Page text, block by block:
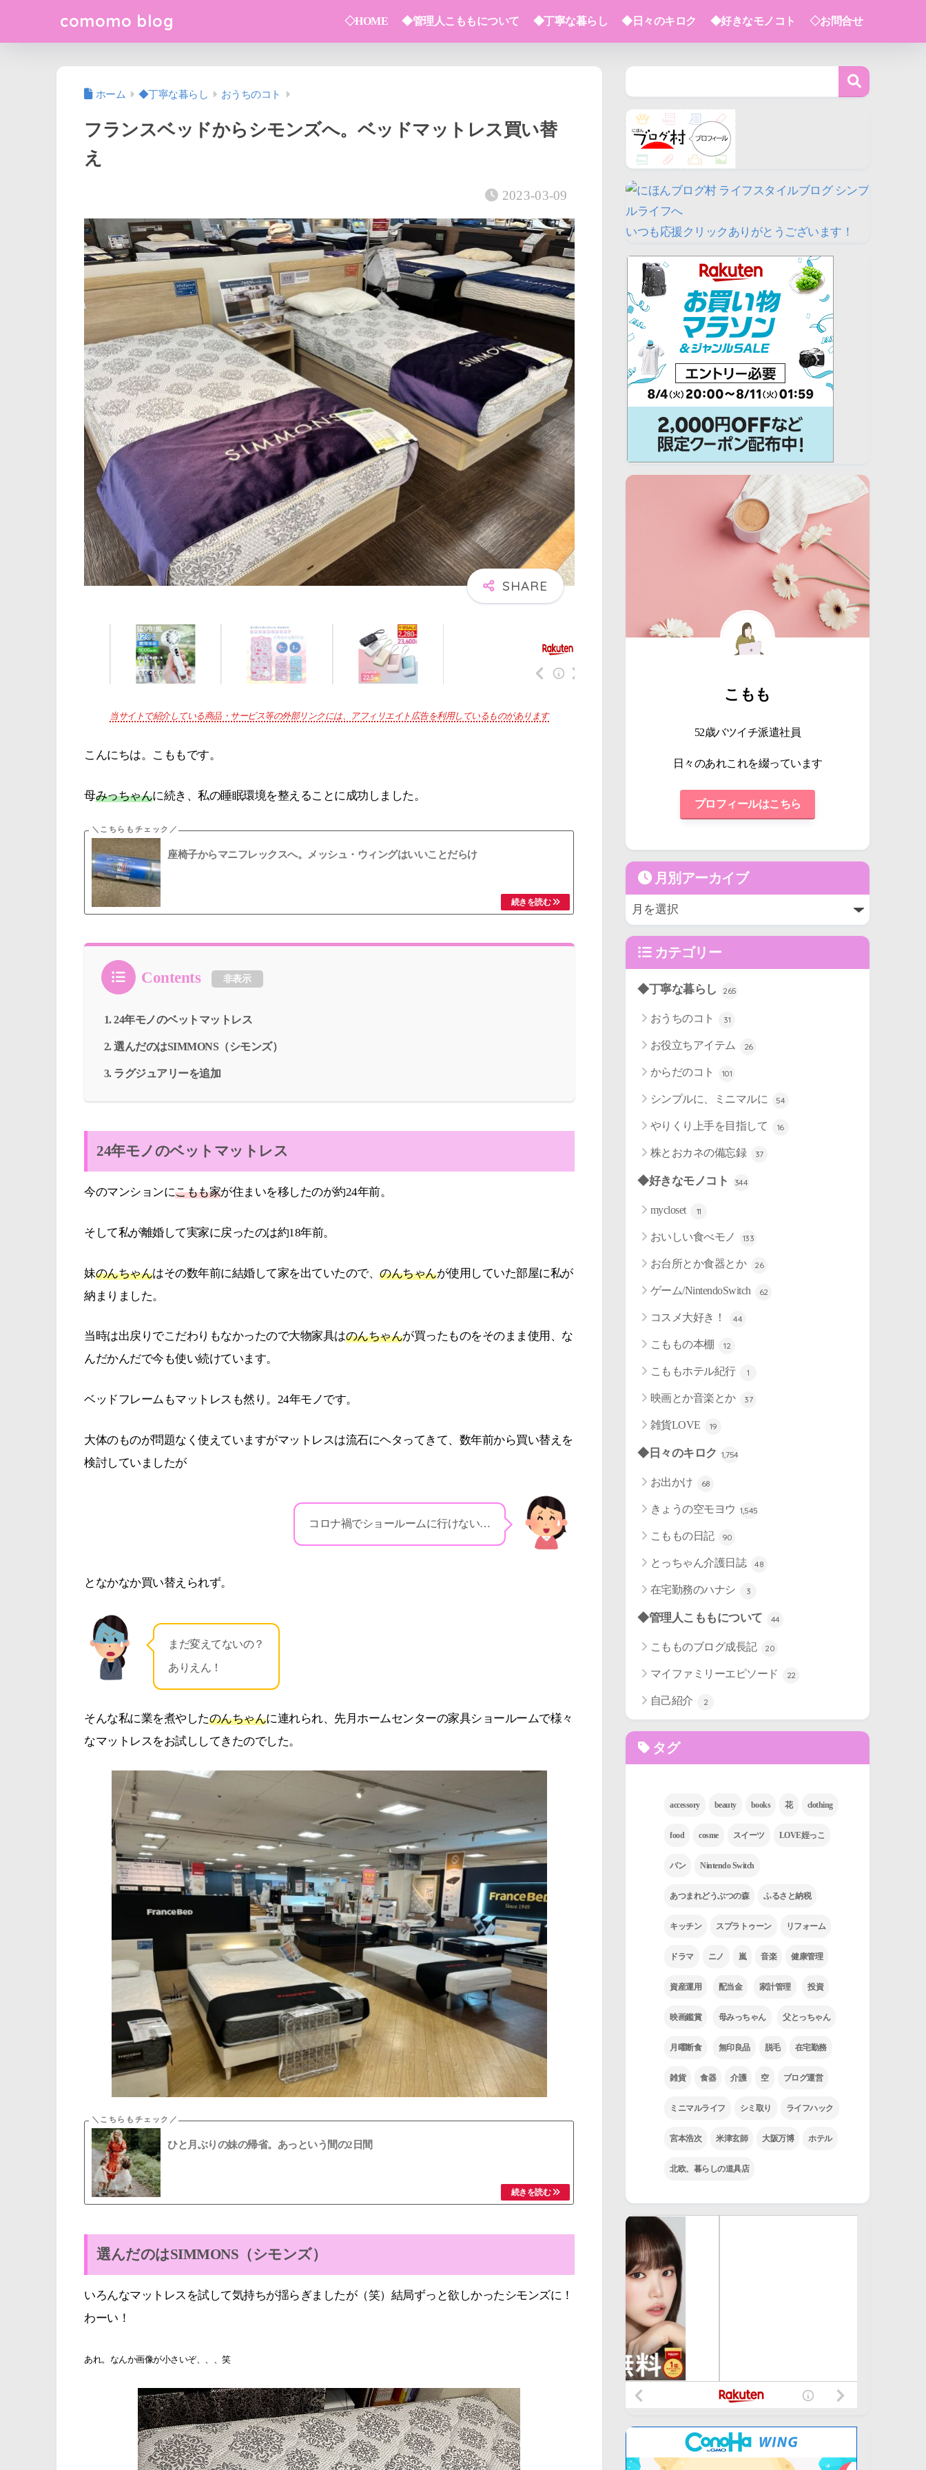
comomo blog ◇HOME ◆管理人こももについて ◆丁寧な暮らし ◆日々のキロク ◆好きなモノコト ◇お問合せ
ホーム ◆丁寧な暮らし おうちのコト
フランスベッドからシモンズへ。ベッドマットレス買い替
え
2023-03-09
当サイトで紹介している商品・サービス等の外部リンクには、アフィリエイト広告を利用しているものがあります
こんにちは。こももです。
母みっちゃんに続き、私の睡眠環境を整えることに成功しました。
座椅子からマニフレックスへ。メッシュ・ウィングはいいことだらけ
Contents 非表示
24年モノのベットマットレス
選んだのはSIMMONS（シモンズ）
ラグジュアリーを追加
24年モノのベットマットレス
今のマンションにこもも家が住まいを移したのが約24年前。
そして私が離婚して実家に戻ったのは約18年前。
妹のんちゃんはその数年前に結婚して家を出ていたので、 のんちゃんが使用していた部屋に私が
納まりました。
当時は出戻りでこだわりもなかったので大物家具はのんちゃんが買ったものをそのまま使用、な
んだかんだで今も使い続けています。
ベッドフレームもマットレスも然り。24年モノです。
大体のものが問題なく使えていますがマットレスは流石にヘタってきて、数年前から買い替えを
検討していましたが
コロナ禍でショールームに行けない…
となかなか買い替えられず。
まだ変えてないの？
ありえん！
そんな私に業を煮やしたのんちゃんに連れられ、先月ホームセンターの家具ショールームで様々
なマットレスをお試ししてきたのでした。
ひと月ぶりの妹の帰省。あっという間の2日間
選んだのはSIMMONS（シモンズ）
いろんなマットレスを試して気持ちが揺らぎましたが（笑）結局ずっと欲しかったシモンズに！
わーい！
あれ。なんか画像が小さいぞ、、、笑
いつも応援クリックありがとうございます！
こもも
52歳バツイチ派遣社員
日々のあれこれを綴っています
プロフィールはこちら
月別アーカイブ
カテゴリー
◆丁寧な暮らし 265
おうちのコト 31
お役立ちアイテム 26
からだのコト 101
シンプルに、ミニマルに 54
やりくり上手を目指して 16
株とおカネの備忘録 37
◆好きなモノコト 344
mycloset 11
おいしい食べモノ 133
お台所とか食器とか 26
ゲーム/NintendoSwitch 62
コスメ大好き！ 44
こももの本棚 12
こももホテル紀行 1
映画とか音楽とか 37
雑貨LOVE 19
◆日々のキロク 1,754
お出かけ 68
きょうの空モヨウ 1,545
こももの日記 90
とっちゃん介護日誌 48
在宅勤務のハナシ 3
◆管理人こももについて 44
こもものブログ成長記 20
マイファミリーエピソード 22
自己紹介 2
タグ
accessory beauty books 花 clothing
food cosme スイーツ LOVE姪っこ
パン Nintendo Switch
あつまれどうぶつの森 ふるさと納税
キッチン スプラトゥーン リフォーム
ドラマ ニノ 嵐 音楽 健康管理
資産運用 配当金 家計管理 投資
映画鑑賞 母みっちゃん 父とっちゃん
月曜断食 無印良品 脱毛 在宅勤務
雑貨 食器 介護 空 ブログ運営
ミニマルライフ シミ取り ライフハック
宮本浩次 米津玄師 大阪万博 ホテル
北欧、暮らしの道具店